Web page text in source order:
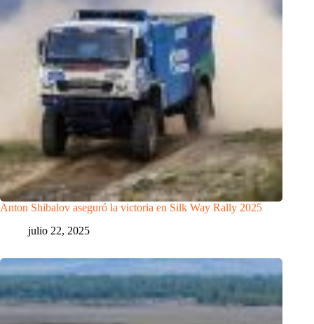
Anton Shibalov aseguró la victoria en Silk Way Rally 2025
julio 22, 2025